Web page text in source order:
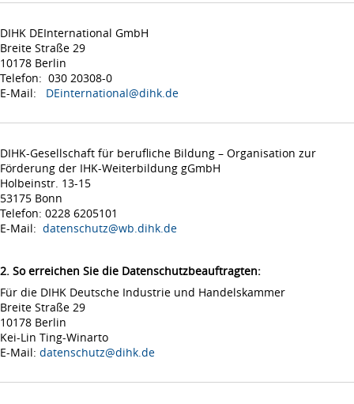
DIHK DEInternational GmbH
Breite Straße 29
10178 Berlin
Telefon: 030 20308-0
E-Mail: DEinternational@dihk.de
DIHK-Gesellschaft für berufliche Bildung – Organisation zur
Förderung der IHK-Weiterbildung gGmbH
Holbeinstr. 13-15
53175 Bonn
Telefon: 0228 6205101
E-Mail: datenschutz@wb.dihk.de
2. So erreichen Sie die Datenschutzbeauftragten:
Für die DIHK Deutsche Industrie und Handelskammer
Breite Straße 29
10178 Berlin
Kei-Lin Ting-Winarto
E-Mail: datenschutz@dihk.de